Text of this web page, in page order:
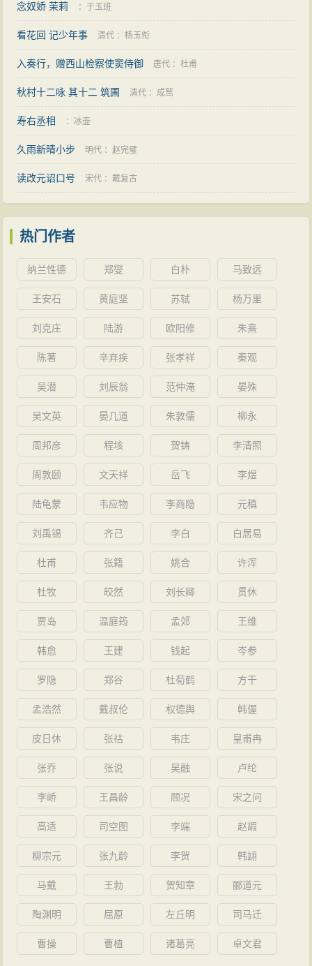
念奴娇 茉莉 ：于玉班
看花回 记少年事 清代 ：杨玉衔
入奏行，赠西山检察使窦侍御 唐代 ：杜甫
秋村十二咏 其十二 筑圃 清代 ： 成鹫
寿右丞相 ：冰壶
久雨新晴小步 明代 ：赵完璧
读改元诏口号 宋代 ：戴复古
热门作者
纳兰性德 郑燮 白朴 马致远
王安石 黄庭坚 苏轼 杨万里
刘克庄 陆游 欧阳修 朱熹
陈著 辛弃疾 张孝祥 秦观
吴潜 刘辰翁 范仲淹 晏殊
吴文英 晏几道 朱敦儒 柳永
周邦彦 程垓 贺铸 李清照
周敦颐 文天祥 岳飞 李煜
陆龟蒙 韦应物 李商隐 元稹
刘禹锡 齐己 李白 白居易
杜甫 张籍 姚合 许浑
杜牧 皎然 刘长卿 贯休
贾岛 温庭筠 孟郊 王维
韩愈 王建 钱起 岑参
罗隐 郑谷 杜荀鹤 方干
孟浩然 戴叔伦 权德舆 韩偓
皮日休 张祜 韦庄 皇甫冉
张乔 张说 吴融 卢纶
李峤 王昌龄 顾况 宋之问
高适 司空图 李端 赵嘏
柳宗元 张九龄 李贺 韩翃
马戴 王勃 贺知章 郦道元
陶渊明 屈原 左丘明 司马迁
曹操 曹植 诸葛亮 卓文君